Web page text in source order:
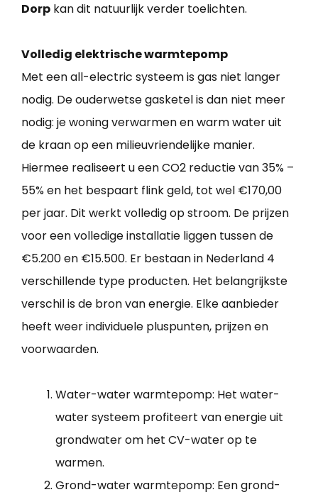
Dorp kan dit natuurlijk verder toelichten.
Volledig elektrische warmtepomp
Met een all-electric systeem is gas niet langer
nodig. De ouderwetse gasketel is dan niet meer
nodig: je woning verwarmen en warm water uit
de kraan op een milieuvriendelijke manier.
Hiermee realiseert u een CO2 reductie van 35% –
55% en het bespaart flink geld, tot wel €170,00
per jaar. Dit werkt volledig op stroom. De prijzen
voor een volledige installatie liggen tussen de
€5.200 en €15.500. Er bestaan in Nederland 4
verschillende type producten. Het belangrijkste
verschil is de bron van energie. Elke aanbieder
heeft weer individuele pluspunten, prijzen en
voorwaarden.
Water-water warmtepomp: Het water-
water systeem profiteert van energie uit
grondwater om het CV-water op te
warmen.
Grond-water warmtepomp: Een grond-